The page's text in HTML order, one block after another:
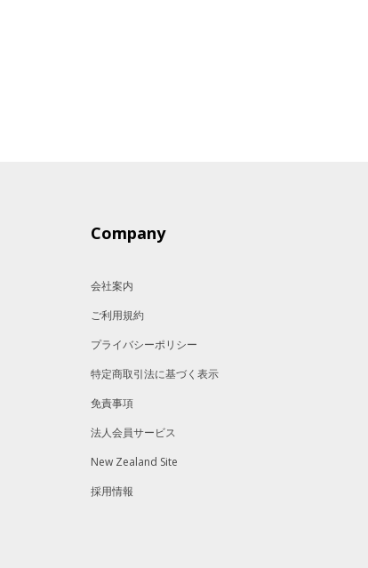
Company
会社案内
ご利用規約
プライバシーポリシー
特定商取引法に基づく表示
免責事項
法人会員サービス
New Zealand Site
採用情報